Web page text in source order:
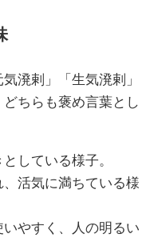
溌剌」「生気溌剌」
ちらも褒め言葉とし
している様子。
、活気に満ちている様
いやすく、人の明るい